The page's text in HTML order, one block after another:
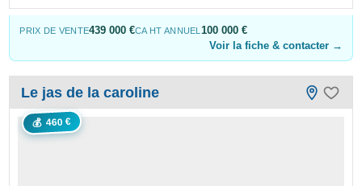
PRIX DE VENTE439 000 €CA HT ANNUEL 100 000 €
Voir la fiche & contacter →
💰 460 €
Le jas de la caroline